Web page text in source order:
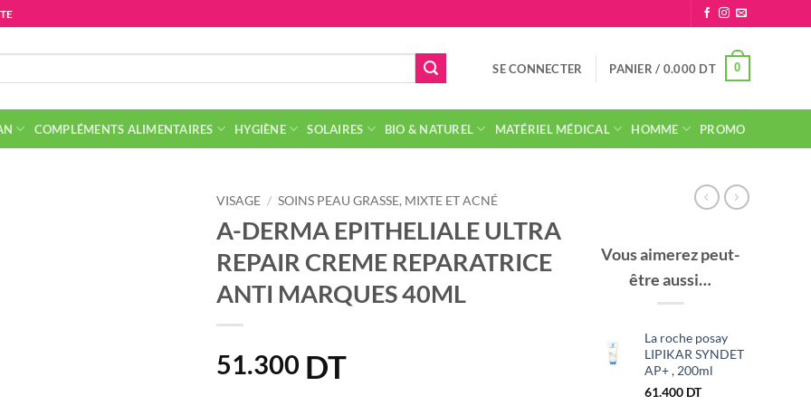
SE CONNECTER PANIER / 0.000 DT 0
COMPLÉMENTS ALIMENTAIRES HYGIÈNE SOLAIRES BIO & NATUREL MATÉRIEL MÉDICAL HOMME PROMO
VISAGE / SOINS PEAU GRASSE, MIXTE ET ACNÉ
A-DERMA EPITHELIALE ULTRA
REPAIR CREME REPARATRICE
ANTI MARQUES 40ML
51.300 DT
Vous aimerez peut-
être aussi…
La roche posay
LIPIKAR SYNDET
AP+ , 200ml
61.400 DT